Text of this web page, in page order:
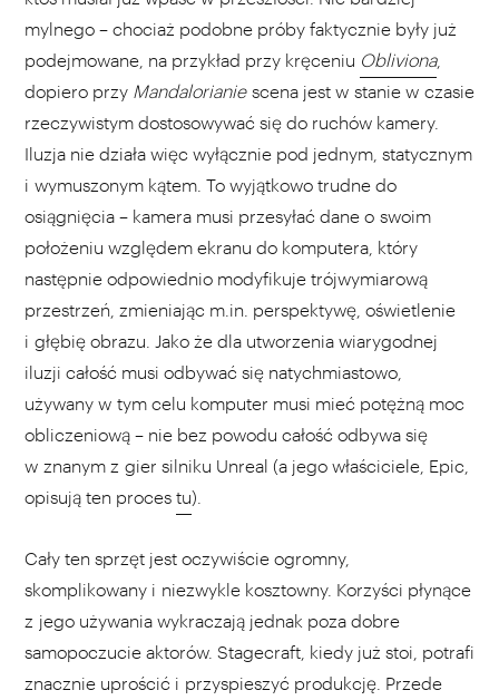
mylnego – chociaż podobne próby faktycznie były już
podejmowane, na przykład przy kręceniu Obliviona,
dopiero przy Mandalorianiescena jest w stanie w czasie
rzeczywistym dostosowywać się do ruchów kamery.
Iluzja nie działa więc wyłącznie pod jednym, statycznym
i wymuszonym kątem. To wyjątkowo trudne do
osiągnięcia – kamera musi przesyłać dane o swoim
położeniu względem ekranu do komputera, który
następnie odpowiednio modyfikuje trójwymiarową
przestrzeń, zmieniając m.in. perspektywę, oświetlenie
i głębię obrazu. Jako że dla utworzenia wiarygodnej
iluzji całość musi odbywać się natychmiastowo,
używany w tym celu komputer musi mieć potężną moc
obliczeniową – nie bez powodu całość odbywa się
w znanym z gier silniku Unreal (a jego właściciele, Epic,
opisują ten proces tu).
Cały ten sprzęt jest oczywiście ogromny,
skomplikowany i niezwykle kosztowny. Korzyści płynące
z jego używania wykraczają jednak poza dobre
samopoczucie aktorów. Stagecraft, kiedy już stoi, potrafi
znacznie uprościć i przyspieszyć produkcję. Przede